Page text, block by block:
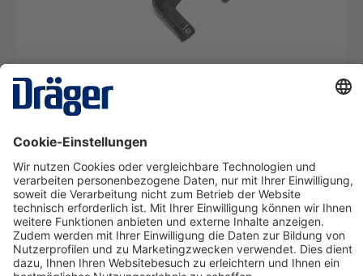
Coupler X-act 7000
SRM15458
Ab 1,55 €* pro Tag
Details